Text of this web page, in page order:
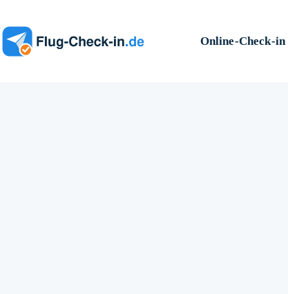
springen
Online-Check-in